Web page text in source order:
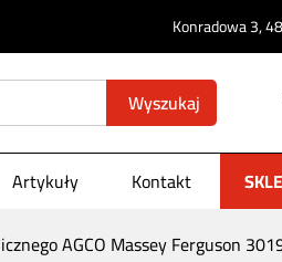
Konradowa 3,
Wyszukaj
Artykuły Kontakt
AGCO Massey Ferguson